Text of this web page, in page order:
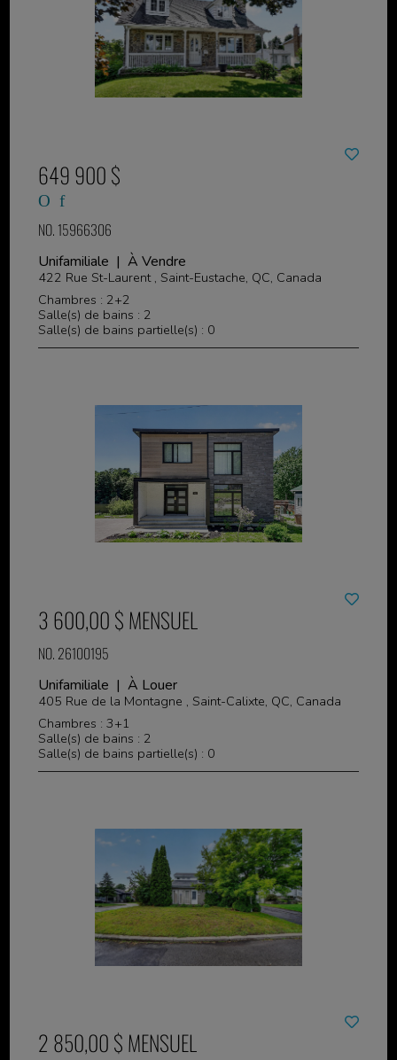
649 900 $
NO. 15966306
Unifamiliale | À Vendre
422 Rue St-Laurent , Saint-Eustache, QC, Canada
Chambres : 2+2
Salle(s) de bains : 2
Salle(s) de bains partielle(s) : 0
3 600,00 $ MENSUEL
NO. 26100195
Unifamiliale | À Louer
405 Rue de la Montagne , Saint-Calixte, QC, Canada
Chambres : 3+1
Salle(s) de bains : 2
Salle(s) de bains partielle(s) : 0
2 850,00 $ MENSUEL